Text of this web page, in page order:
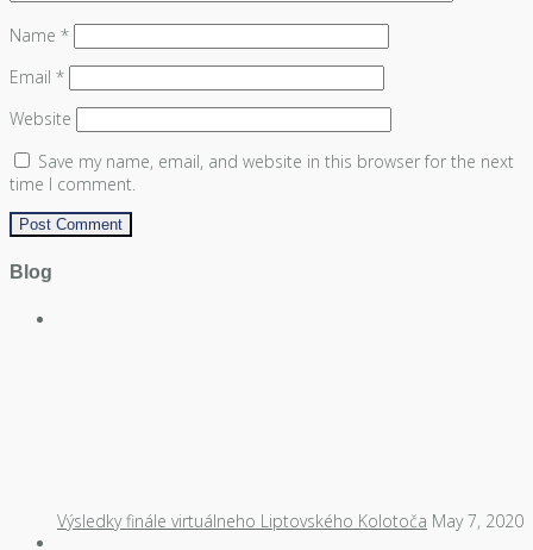
Name *
Email *
Website
Save my name, email, and website in this browser for the next
time I comment.
Blog
Výsledky finále virtuálneho Liptovského Kolotoča May 7, 2020